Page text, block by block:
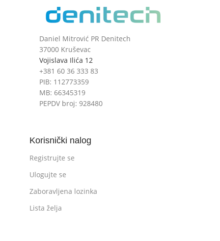
Daniel Mitrović PR Denitech
37000 Kruševac
Vojislava Ilića 12
+381 60 36 333 83
PIB: 112773359
MB: 66345319
PEPDV broj: 928480
Korisnički nalog
Registrujte se
Ulogujte se
Zaboravljena lozinka
Lista želja